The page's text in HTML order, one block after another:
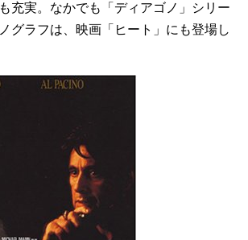
充実。なかでも「ディアゴノ」シリー
グラフは、映画「ヒート」にも登場し